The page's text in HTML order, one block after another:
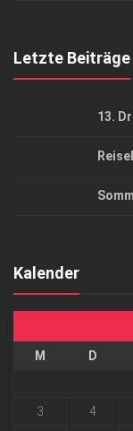
Letzte Beiträge
13.
Kalender
M D
3
4